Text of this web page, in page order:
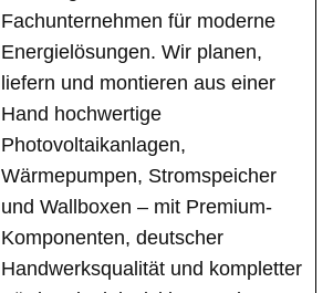
Fachunternehmen für moderne
Energielösungen. Wir planen,
liefern und montieren aus einer
Hand hochwertige
Photovoltaikanlagen,
Wärmepumpen, Stromspeicher
und Wallboxen – mit Premium-
Komponenten, deutscher
Handwerksqualität und kompletter